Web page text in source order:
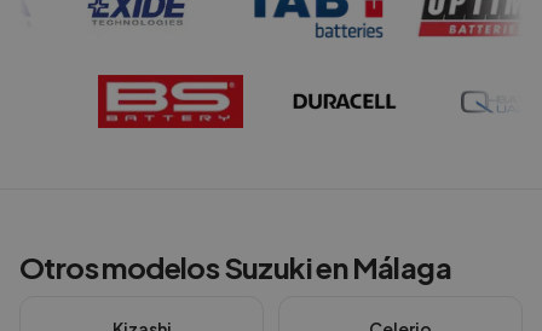
Otros modelosSuzukienMálaga